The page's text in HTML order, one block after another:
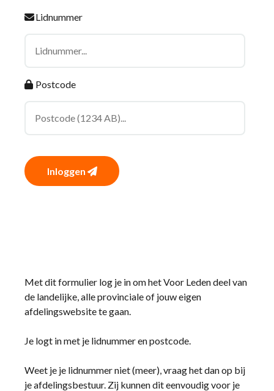
Lidnummer
Postcode
Inloggen
Met dit formulier log je in om het Voor Leden deel van
de landelijke, alle provinciale of jouw eigen
afdelingswebsite te gaan.
Je logt in met je lidnummer en postcode.
Weet je je lidnummer niet (meer), vraag het dan op bij
je afdelingsbestuur. Zij kunnen dit eenvoudig voor je